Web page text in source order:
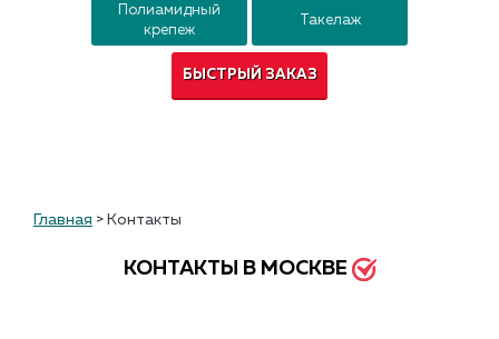
Полиамидный
крепеж
Такелаж
БЫСТРЫЙ ЗАКАЗ
Главная > Контакты
КОНТАКТЫ В МОСКВЕ